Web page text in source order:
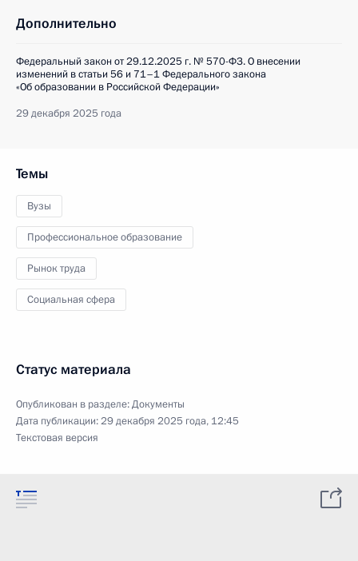
Дополнительно
Федеральный закон от 29.12.2025 г. № 570-ФЗ. О внесении
изменений в статьи 56 и 71–1 Федерального закона
«Об образовании в Российской Федерации»
29 декабря 2025 года
Темы
Вузы
Профессиональное образование
Рынок труда
Социальная сфера
Статус материала
Опубликован в разделе:Документы
Дата публикации:29 декабря 2025 года, 12:45
Текстовая версия